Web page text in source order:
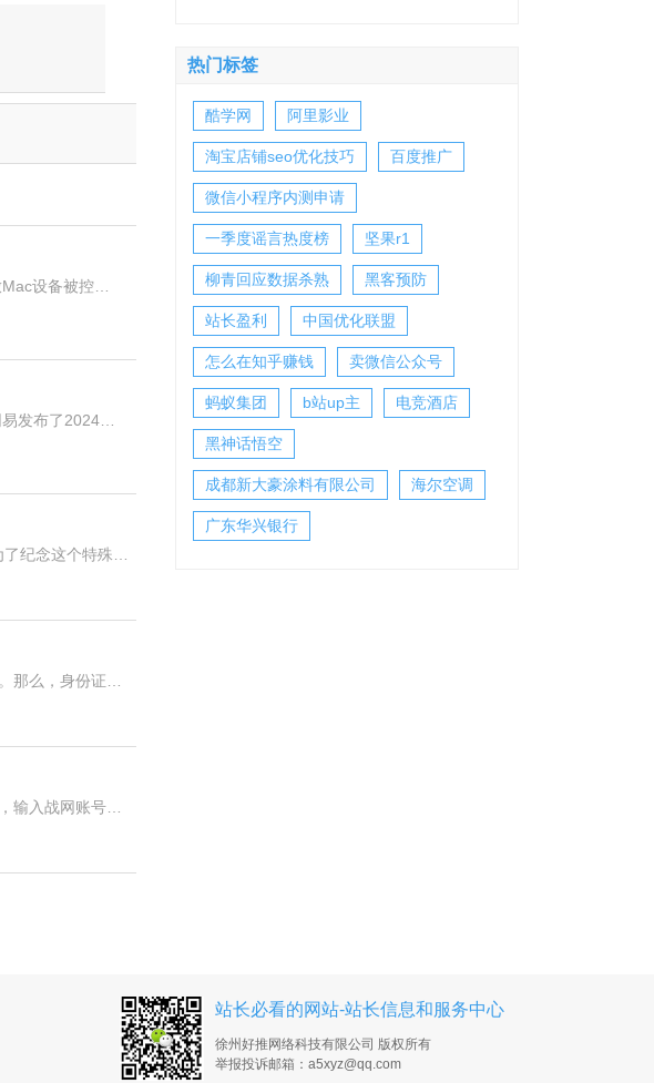
热门标签
酷学网 阿里影业
淘宝店铺seo优化技巧 百度推广
微信小程序内测申请
一季度谣言热度榜 坚果r1
柳青回应数据杀熟 黑客预防
站长盈利 中国优化联盟
怎么在知乎赚钱 卖微信公众号
蚂蚁集团 b站up主 电竞酒店
黑神话悟空
成都新大豪涂料有限公司 海尔空调
广东华兴银行
站长必看的网站-站长信息和服务中心
徐州好推网络科技有限公司 版权所有
举报投诉邮箱：a5xyz@qq.com